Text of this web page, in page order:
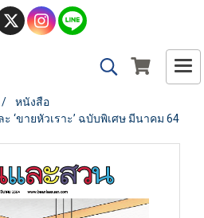
หนังสือ
‘ขายหัวเราะ’ ฉบับพิเศษ มีนาคม 64